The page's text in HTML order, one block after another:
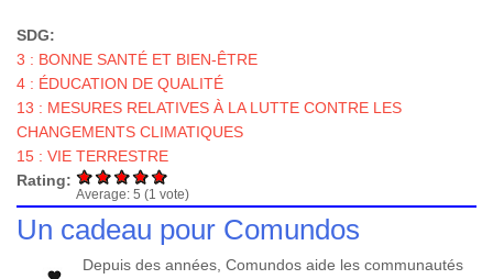
SDG:
3 : BONNE SANTÉ ET BIEN-ÊTRE
4 : ÉDUCATION DE QUALITÉ
13 : MESURES RELATIVES À LA LUTTE CONTRE LES
CHANGEMENTS CLIMATIQUES
15 : VIE TERRESTRE
Rating:
Average: 5 (1 vote)
Un cadeau pour Comundos
Depuis des années, Comundos aide les communautés